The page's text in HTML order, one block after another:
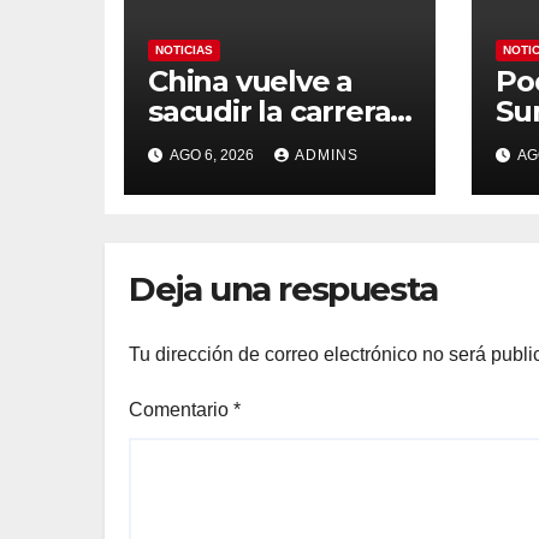
NOTICIAS
China vuelve a
sacudir la carrera
de la IA con un
modelo capaz de
trabajar durante
humana
AGO 6, 2026 ADMINS
Deja una respuesta
Tu dirección de correo electrónico no será
Comentario *